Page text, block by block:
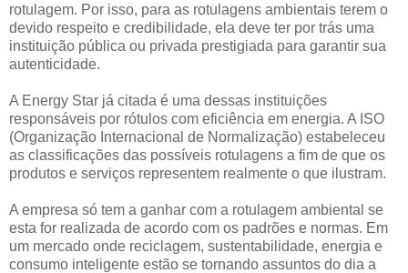
rotulagem. Por isso, para as rotulagens ambientais terem o
devido respeito e credibilidade, ela deve ter por trás uma
instituição pública ou privada prestigiada para garantir sua
autenticidade.
A Energy Star já citada é uma dessas instituições
responsáveis por rótulos com eficiência em energia. A ISO
(Organização Internacional de Normalização) estabeleceu
as classificações das possíveis rotulagens a fim de que os
produtos e serviços representem realmente o que ilustram.
A empresa só tem a ganhar com a rotulagem ambiental se
esta for realizada de acordo com os padrões e normas. Em
um mercado onde reciclagem, sustentabilidade, energia e
consumo inteligente estão se tornando assuntos do dia a